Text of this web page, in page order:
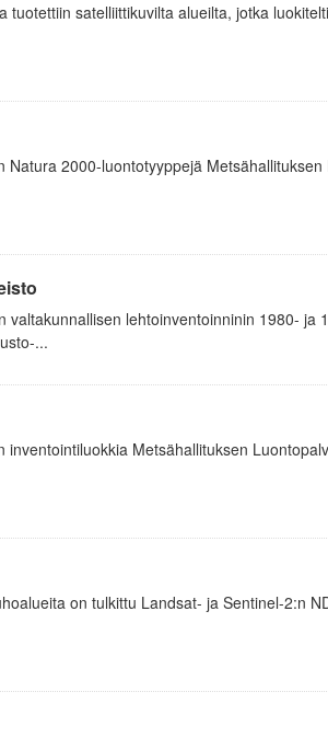
tuotettiin satelliittikuvilta alueilta, jotka
2000-luontotyyppejä
lehtoinventoinninin 1980- ja
...
Metsähallituksen
on tulkittu Landsat- ja Sentinel-2:n